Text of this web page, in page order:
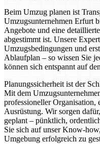
Beim Umzug planen ist
Umzugsunternehmen Erfurt
Angebote und eine
abgestimmt ist. Unsere
Umzugsbedingungen und
Ablaufplan – so wissen Sie
können sich entspannt auf
Planungssicherheit ist der
Mit dem
professioneller Organisation,
Ausrüstung. Wir sorgen
geplant – pünktlich,
Sie sich auf unser Know-
Umgebung erfolgreich zu